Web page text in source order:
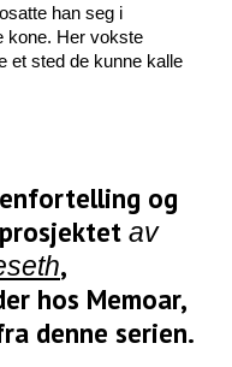
han seg i
kone. Her vokste
et sted de kunne kalle
og
av
,
hos Memoar,
denne serien.